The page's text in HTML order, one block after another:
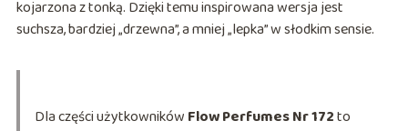
kojarzona z tonką. Dzięki temu inspirowana wersja jest
suchsza, bardziej „drzewna”, a mniej „lepka” w słodkim sensie.
Dla części użytkowników Flow Perfumes Nr 172to